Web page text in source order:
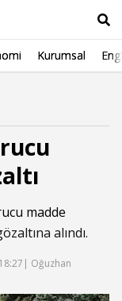
Kurumsal
madde
alındı.
| Oğuzhan